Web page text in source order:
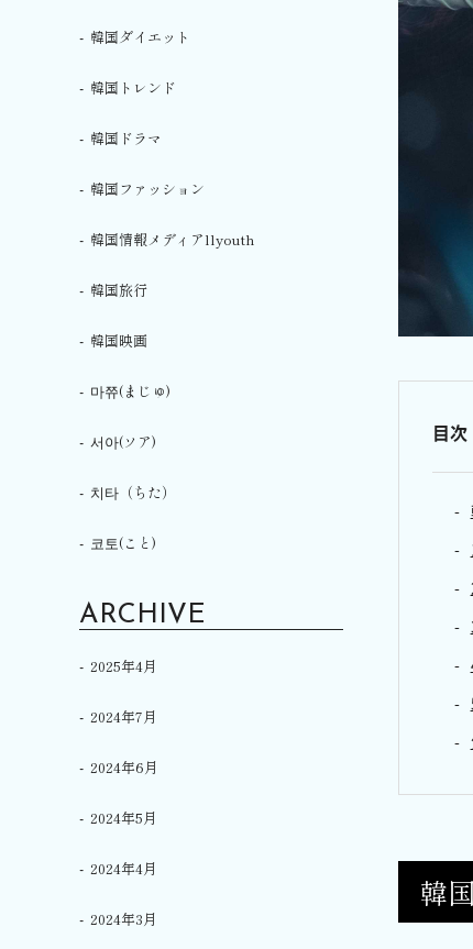
目次
韓
韓国ダイエット
韓国トレンド
韓国ドラマ
韓国ファッション
韓国情報メディアllyouth
韓国旅行
韓国映画
마쮸(まじゅ)
서아(ソア)
치타（ちた）
코토(こと)
ARCHIVE
2025年4月
2024年7月
2024年6月
2024年5月
2024年4月
2024年3月